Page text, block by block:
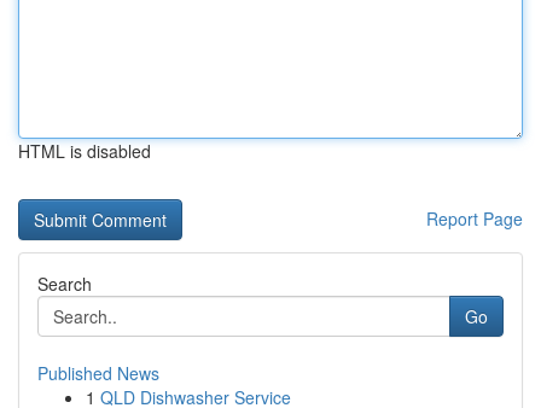
HTML is disabled
Report Page
Search
Go
Published News
1 QLD Dishwasher Service